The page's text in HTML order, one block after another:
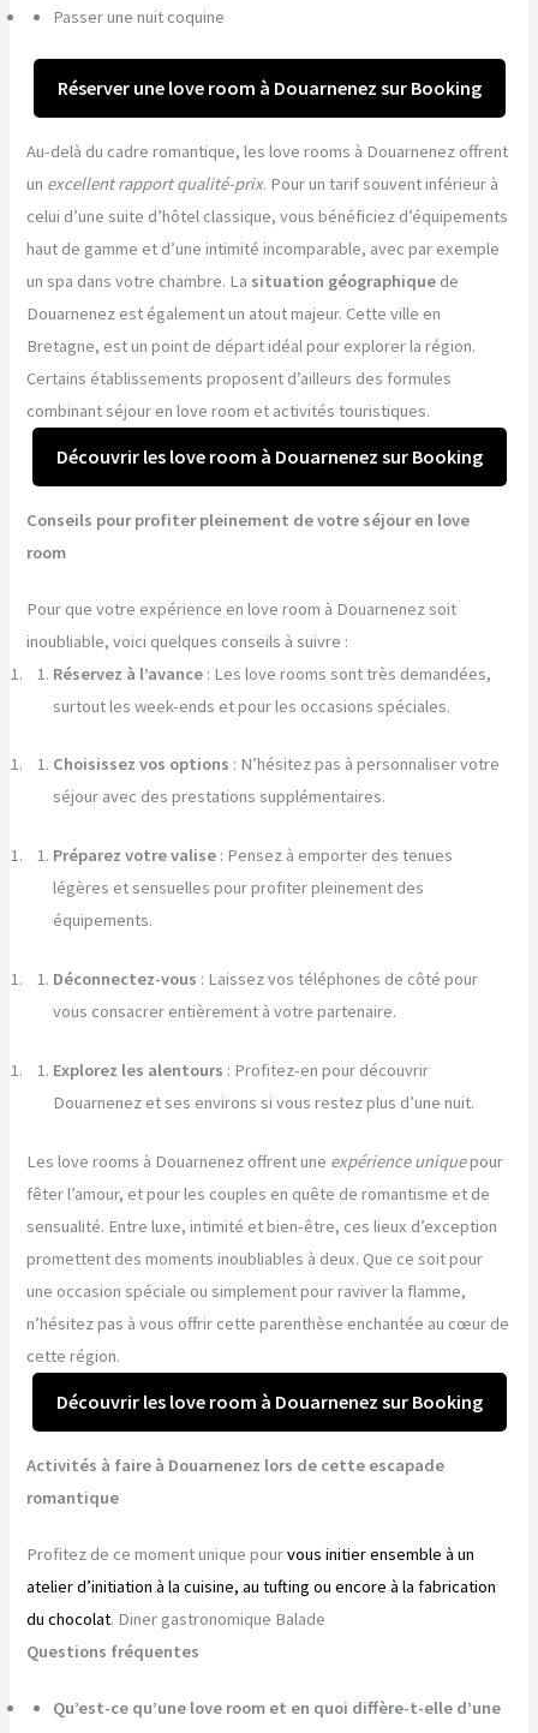
Passer une nuit coquine
Réserver une love room à Douarnenez sur Booking
Au-delà du cadre romantique, les love rooms à Douarnenez offrent
un excellent rapport qualité-prix. Pour un tarif souvent inférieur à
celui d’une suite d’hôtel classique, vous bénéficiez d’équipements
haut de gamme et d’une intimité incomparable, avec par exemple
un spa dans votre chambre. La situation géographique de
Douarnenez est également un atout majeur. Cette ville en
Bretagne, est un point de départ idéal pour explorer la région.
Certains établissements proposent d’ailleurs des formules
combinant séjour en love room et activités touristiques.
Découvrir les love room à Douarnenez sur Booking
Conseils pour profiter pleinement de votre séjour en love
room
Pour que votre expérience en love room à Douarnenez soit
inoubliable, voici quelques conseils à suivre :
Réservez à l’avance : Les love rooms sont très demandées,
surtout les week-ends et pour les occasions spéciales.
Choisissez vos options : N’hésitez pas à personnaliser votre
séjour avec des prestations supplémentaires.
Préparez votre valise : Pensez à emporter des tenues
légères et sensuelles pour profiter pleinement des
équipements.
Déconnectez-vous : Laissez vos téléphones de côté pour
vous consacrer entièrement à votre partenaire.
Explorez les alentours : Profitez-en pour découvrir
Douarnenez et ses environs si vous restez plus d’une nuit.
Les love rooms à Douarnenez offrent une expérience uniquepour
fêter l’amour, et pour les couples en quête de romantisme et de
sensualité. Entre luxe, intimité et bien-être, ces lieux d’exception
promettent des moments inoubliables à deux. Que ce soit pour
une occasion spéciale ou simplement pour raviver la flamme,
n’hésitez pas à vous offrir cette parenthèse enchantée au cœur de
cette région.
Découvrir les love room à Douarnenez sur Booking
Activités à faire à Douarnenez lors de cette escapade
romantique
Profitez de ce moment unique pourvous initier ensemble à un
atelier d’initiation à la cuisine, au tufting ou encore à la fabrication
du chocolat. Diner gastronomique Balade
Questions fréquentes
Qu’est-ce qu’une love room et en quoi diffère-t-elle d’une